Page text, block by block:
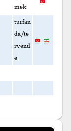
mek
turfan
da/te
rvend
e